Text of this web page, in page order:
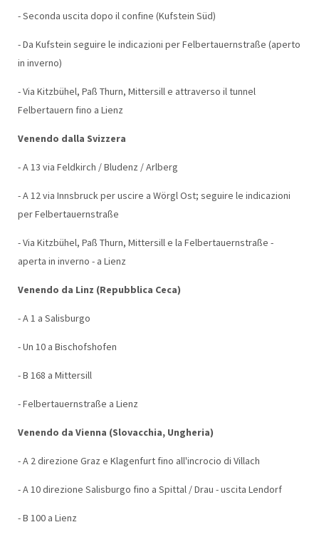
- Seconda uscita dopo il confine (Kufstein Süd)
- Da Kufstein seguire le indicazioni per Felbertauernstraße (aperto
in inverno)
- Via Kitzbühel, Paß Thurn, Mittersill e attraverso il tunnel
Felbertauern fino a Lienz
Venendo dalla Svizzera
- A 13 via Feldkirch / Bludenz / Arlberg
- A 12 via Innsbruck per uscire a Wörgl Ost; seguire le indicazioni
per Felbertauernstraße
- Via Kitzbühel, Paß Thurn, Mittersill e la Felbertauernstraße -
aperta in inverno - a Lienz
Venendo da Linz (Repubblica Ceca)
- A 1 a Salisburgo
- Un 10 a Bischofshofen
- B 168 a Mittersill
- Felbertauernstraße a Lienz
Venendo da Vienna (Slovacchia, Ungheria)
- A 2 direzione Graz e Klagenfurt fino all'incrocio di Villach
- A 10 direzione Salisburgo fino a Spittal / Drau - uscita Lendorf
- B 100 a Lienz